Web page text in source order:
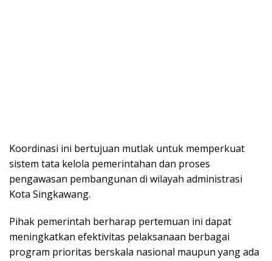
Koordinasi ini bertujuan mutlak untuk memperkuat
sistem tata kelola pemerintahan dan proses
pengawasan pembangunan di wilayah administrasi
Kota Singkawang.
Pihak pemerintah berharap pertemuan ini dapat
meningkatkan efektivitas pelaksanaan berbagai
program prioritas berskala nasional maupun yang ada